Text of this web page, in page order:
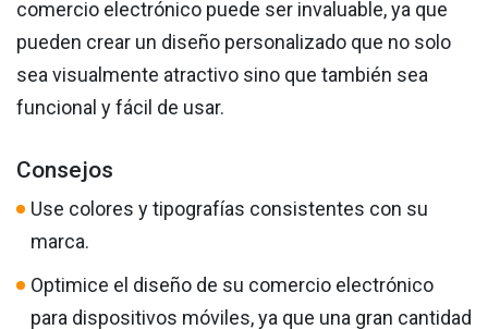
comercio electrónico puede ser invaluable, ya que
pueden crear un diseño personalizado que no solo
sea visualmente atractivo sino que también sea
funcional y fácil de usar.
Consejos
Use colores y tipografías consistentes con su
marca.
Optimice el diseño de su comercio electrónico
para dispositivos móviles, ya que una gran cantidad